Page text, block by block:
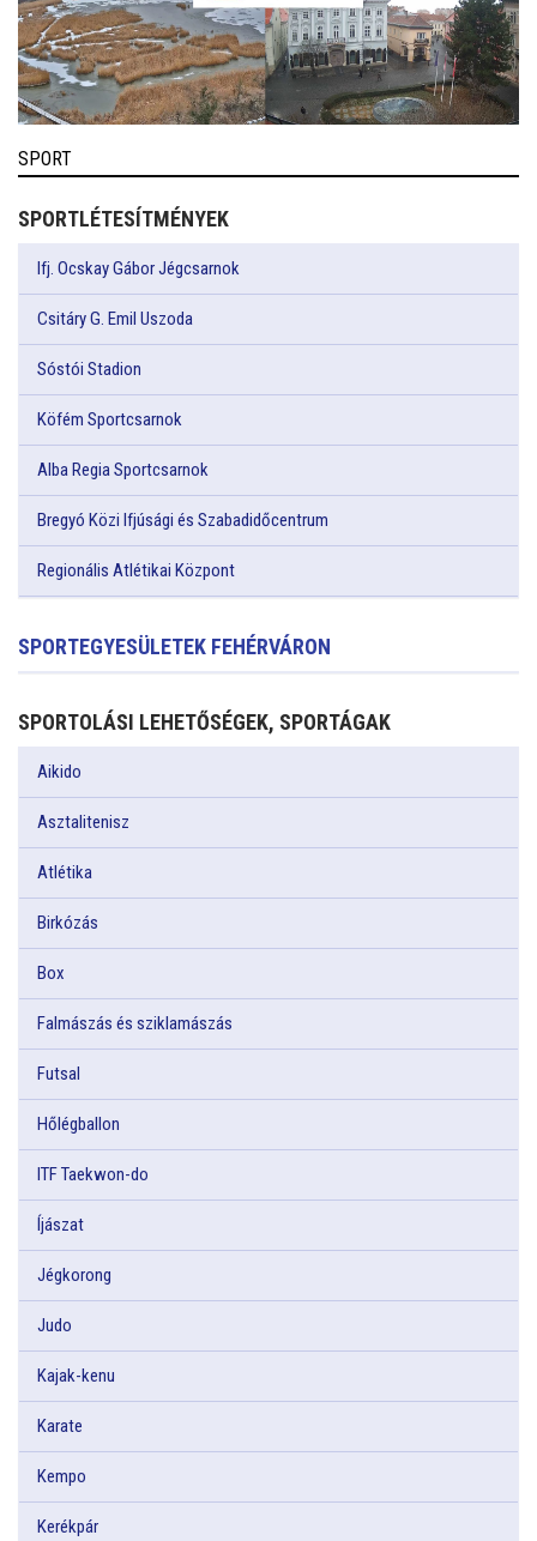
SPORT
SPORTLÉTESÍTMÉNYEK
Ifj. Ocskay Gábor Jégcsarnok
Csitáry G. Emil Uszoda
Sóstói Stadion
Köfém Sportcsarnok
Alba Regia Sportcsarnok
Bregyó Közi Ifjúsági és Szabadidőcentrum
Regionális Atlétikai Központ
SPORTEGYESÜLETEK FEHÉRVÁRON
SPORTOLÁSI LEHETŐSÉGEK, SPORTÁGAK
Aikido
Asztalitenisz
Atlétika
Birkózás
Box
Falmászás és sziklamászás
Futsal
Hőlégballon
ITF Taekwon-do
Íjászat
Jégkorong
Judo
Kajak-kenu
Karate
Kempo
Kerékpár